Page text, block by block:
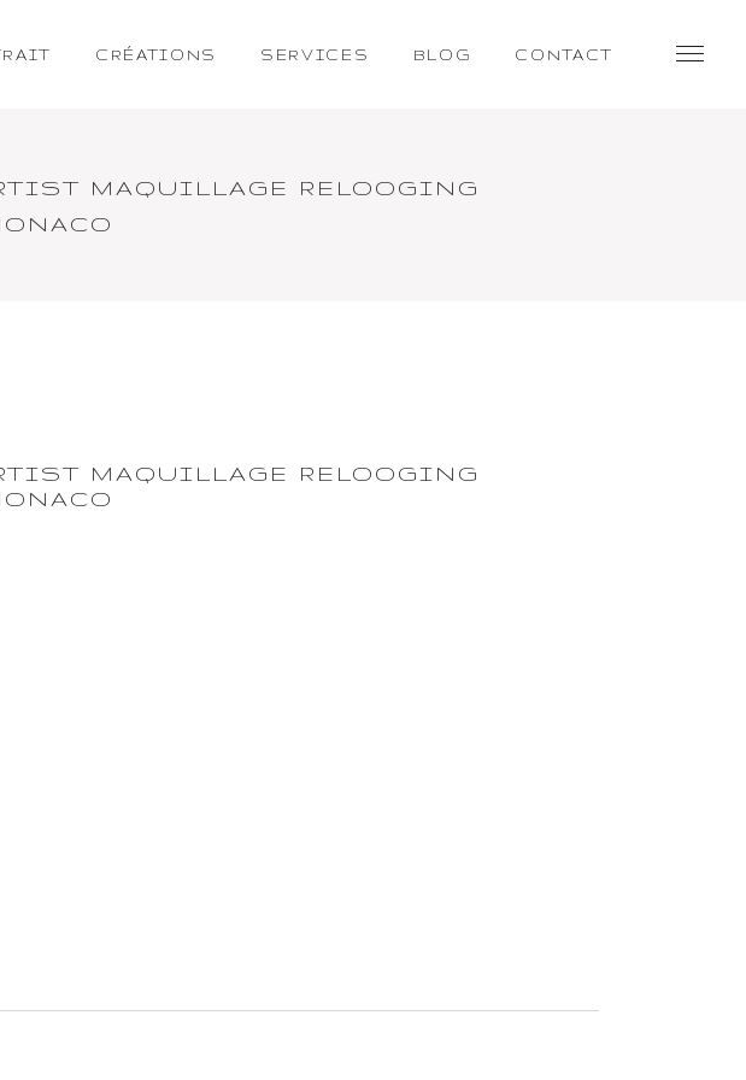
CRÉATIONS SERVICES BLOG CONTACT
MAQUILLAGE RELOOGING
MAQUILLAGE RELOOGING